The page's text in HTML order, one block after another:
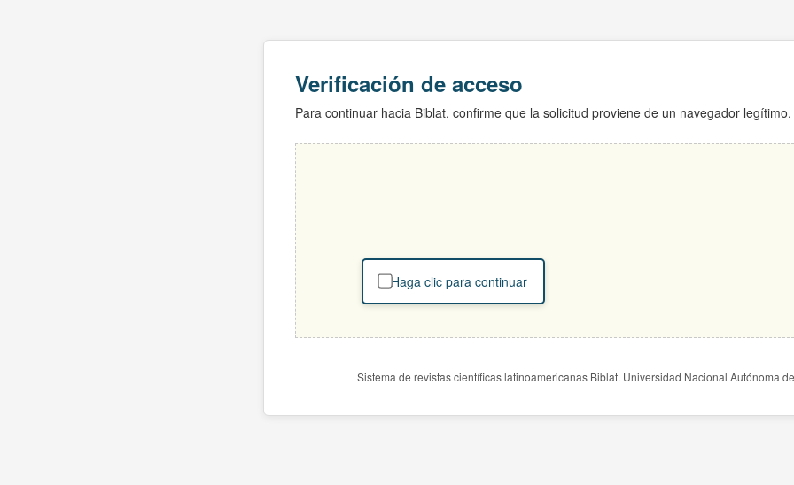
Verificación de acceso
Para continuar hacia Biblat, confirme que la solicitud proviene de un navegador legítimo.
Haga clic para continuar
Sistema de revistas científicas latinoamericanas Biblat. Universidad Nacional Autónoma